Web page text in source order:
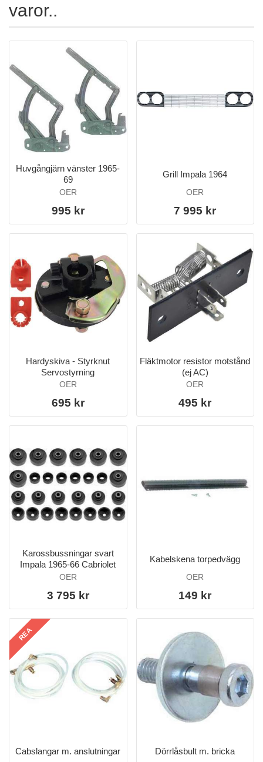
varor..
Huvgångjärn vänster 1965-
69
OER
995 kr
Grill Impala 1964
OER
7 995 kr
Hardyskiva - Styrknut
Servostyrning
OER
695 kr
Fläktmotor resistor motstånd
(ej AC)
OER
495 kr
Karossbussningar svart
Impala 1965-66 Cabriolet
OER
3 795 kr
Kabelskena torpedvägg
OER
149 kr
REA
Cabslangar m. anslutningar Dörrlåsbult m. bricka